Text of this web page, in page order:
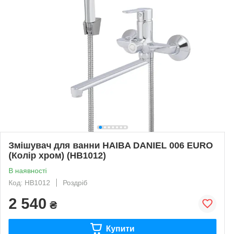
Змішувач для ванни HAIBA DANIEL 006 EURO
(Колір хром) (HB1012)
В наявності
Код: HB1012
Роздріб
2 540 ₴
Купити